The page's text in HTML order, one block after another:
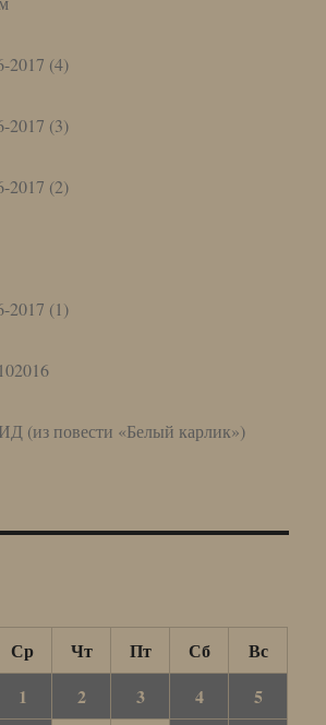
2017 (4)
2017 (3)
2017 (2)
2017 (1)
(из повести «Белый карлик»)
Ср Чт Пт Сб
Вс
1
2 3 4
5